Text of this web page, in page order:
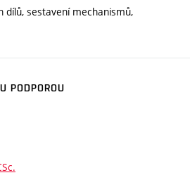
dílů, sestavení mechanismů,
PODPOROU